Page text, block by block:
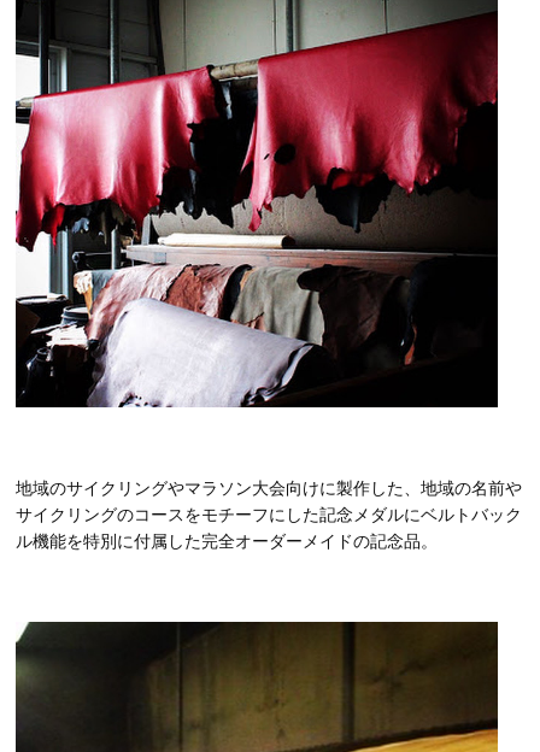
地域のサイクリングやマラソン大会向けに製作した、地域の名前や
サイクリングのコースをモチーフにした記念メダルにベルトバック
ル機能を特別に付属した完全オーダーメイドの記念品。